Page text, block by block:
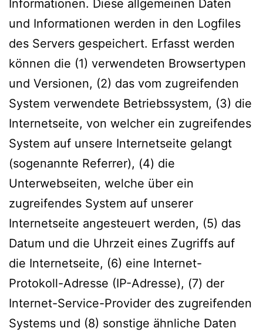
Informationen. Diese allgemeinen Daten
und Informationen werden in den Logfiles
des Servers gespeichert. Erfasst werden
können die (1) verwendeten Browsertypen
und Versionen, (2) das vom zugreifenden
System verwendete Betriebssystem, (3) die
Internetseite, von welcher ein zugreifendes
System auf unsere Internetseite gelangt
(sogenannte Referrer), (4) die
Unterwebseiten, welche über ein
zugreifendes System auf unserer
Internetseite angesteuert werden, (5) das
Datum und die Uhrzeit eines Zugriffs auf
die Internetseite, (6) eine Internet-
Protokoll-Adresse (IP-Adresse), (7) der
Internet-Service-Provider des zugreifenden
Systems und (8) sonstige ähnliche Daten